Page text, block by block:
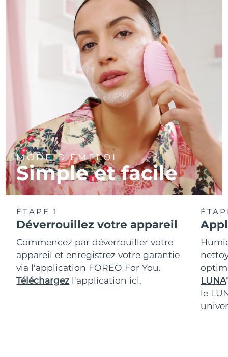
MODE D'EMPLOI
Simple et facile
ÉTAPE 1
Déverrouillez votre appareil
Commencez par déverrouiller votre
appareil et enregistrez votre garantie
via l'application FOREO For You.
Téléchargez l'application ici.
LUNA
le